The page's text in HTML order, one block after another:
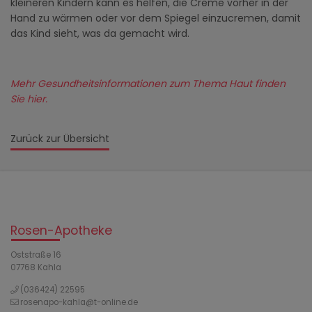
Zurück zur Übersicht
kleineren Kindern kann es helfen, die Creme vorher in der
Hand zu wärmen oder vor dem Spiegel einzucremen, damit
das Kind sieht, was da gemacht wird.
Mehr Gesundheitsinformationen zum Thema Haut finden
Sie hier.
Rosen-Apotheke
Oststraße 16
07768 Kahla
(036424) 22595
rosenapo-kahla@t-online.de